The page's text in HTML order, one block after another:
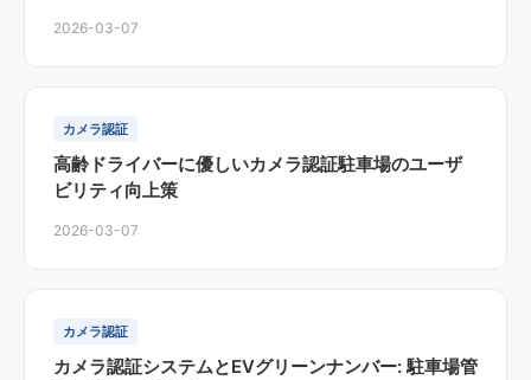
2026-03-07
カメラ認証
高齢ドライバーに優しいカメラ認証駐車場のユーザ
ビリティ向上策
2026-03-07
カメラ認証
カメラ認証システムとEVグリーンナンバー: 駐車場管